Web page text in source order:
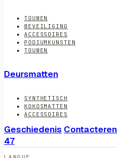
TOUWEN
BEVEILIGING
ACCESSOIRES
PODIUMKUNSTEN
TOUWEN
Deursmatten
SYNTHETISCH
KOKOSMATTEN
ACCESSOIRES
Geschiedenis Contacteren
47